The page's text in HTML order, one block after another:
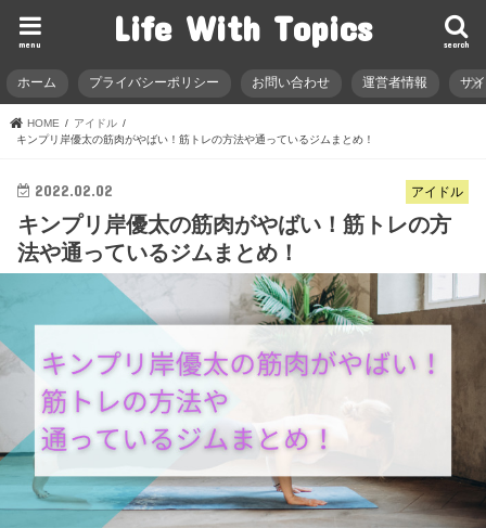
Life With Topics search
menu
ホーム プライバシーポリシー お問い合わせ 運営者情報 サ
HOME
アイドル
キンプリ岸優太の筋肉がやばい！筋トレの方法や通っているジムまとめ！
アイドル
2022.02.02
キンプリ岸優太の筋肉がやばい！筋トレの方
法や通っているジムまとめ！